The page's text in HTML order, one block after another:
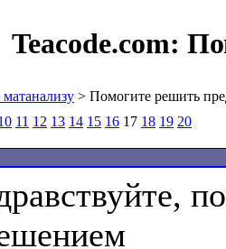
Teacode.com:
> Помогите решить
11 12 13 14 15 16 17 18 19 20